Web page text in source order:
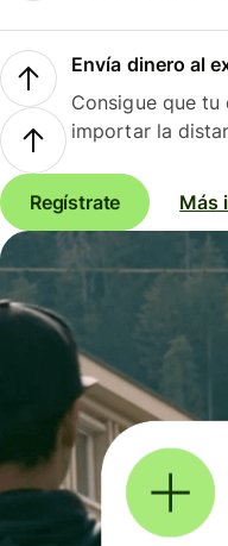
Envía dinero al
Consigue que tu
importar la
Regístrate Más